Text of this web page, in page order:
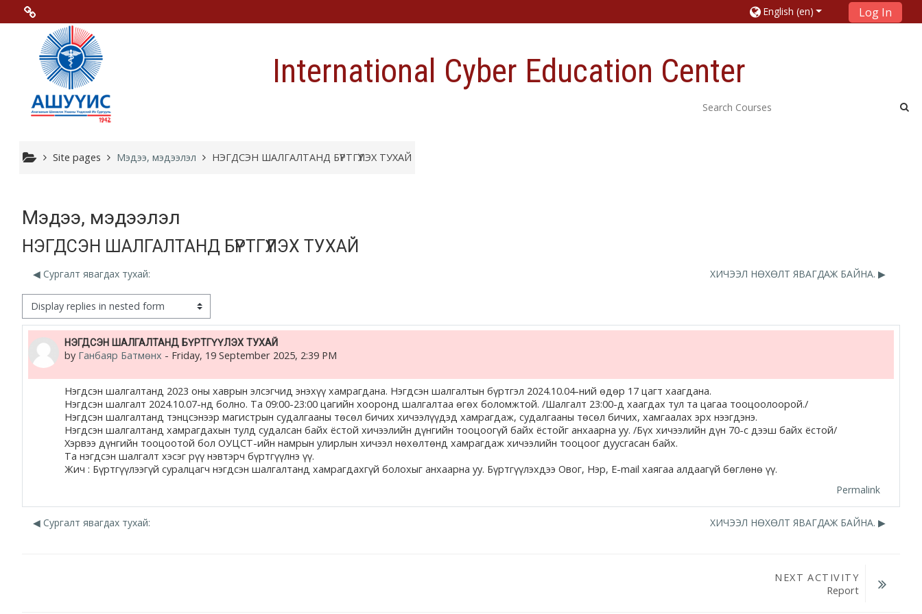
Skip to main content
Menu 2
Moodle community
Moodle free support
Moodle development
Moodle.com
жишээ 2
Moodle community
Moodle free support
Moodle development
Moodle Docs
Moodle.com
English ‎(en)‎ Log In
International Cyber Education Center
Site pages Мэдээ, мэдээлэл НЭГДСЭН ШАЛГАЛТАНД БҮРТГҮҮЛЭХ ТУХАЙ
Мэдээ, мэдээлэл
НЭГДСЭН ШАЛГАЛТАНД БҮРТГҮҮЛЭХ ТУХАЙ
◀︎ Сургалт явагдах тухай: ХИЧЭЭЛ НӨХӨЛТ ЯВАГДАЖ БАЙНА. ▶︎
mode
НЭГДСЭН ШАЛГАЛТАНД БҮРТГҮҮЛЭХ ТУХАЙ
by Ганбаяр Батмөнх - Friday, 19 September 2025, 2:39 PM
Number of replies: 0
Нэгдсэн шалгалтанд 2023 оны хаврын элсэгчид энэхүү хамрагдана. Нэгдсэн шалгалтын бүртгэл 2024.10.04-ний өдөр 17 цагт хаагдана.
Нэгдсэн шалгалт 2024.10.07-нд болно. Та 09:00-23:00цагийн хооронд шалгалтаа өгөх боломжтой. /Шалгалт 23:00-д хаагдах тул та цагаа тооцоолоорой./
Нэгдсэн шалгалтанд тэнцсэнээр магистрын судалгааны төсөл бичих хичээлүүдэд хамрагдаж, судалгааны төсөл бичих, хамгаалах эрх нээгдэнэ.
Нэгдсэн шалгалтанд хамрагдахын тулд судалсан байх ёстой хичээлийн дүнгийн тооцоогүй байх ёстойг анхаарна уу. /Бүх хичээлийн дүн 70-с дээш байх ёстой/
Хэрвээ дүнгийн тооцоотой бол ОУЦСТ-ийн намрын улирлын хичээл нөхөлтөнд хамрагдаж хичээлийн тооцоог дуусгасан байх.
Та нэгдсэн шалгалт хэсэг рүү нэвтэрч бүртгүүлнэ үү.
Жич : Бүртгүүлээгүй суралцагч нэгдсэн шалгалтанд хамрагдахгүй болохыг анхаарна уу. Бүртгүүлэхдээ Овог, Нэр, E-mail хаягаа алдаагүй бөглөнө үү.
Permalink
◀︎ Сургалт явагдах тухай: ХИЧЭЭЛ НӨХӨЛТ ЯВАГДАЖ БАЙНА. ▶︎
NEXT ACTIVITY
Report